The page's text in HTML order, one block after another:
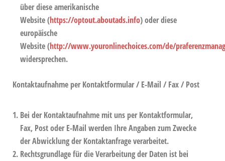
über diese amerikanische
Website (https://optout.aboutads.info) oder diese
europäische
Website (http://www.youronlinechoices.com/de/
widersprechen.
Kontaktaufnahme per Kontaktformular / E-Mail / Fax / Post
Bei der Kontaktaufnahme mit uns per Kontaktformular,
Fax, Post oder E-Mail werden Ihre Angaben zum Zwecke
der Abwicklung der Kontaktanfrage verarbeitet.
Rechtsgrundlage für die Verarbeitung der Daten ist bei